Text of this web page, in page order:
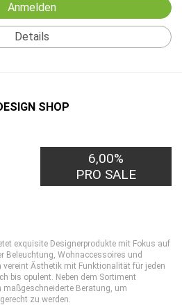
Anmelden
Details
SHOP
6,00%
PRO SALE
exquisite Designerprodukte mit Fokus auf
Beleuchtung, Wohnaccessoires und
Ästhetik mit Funktionalität für jeden
bis opulent. Neben dem Sortiment
maßgeschneiderte Beratung, um
zu werden.